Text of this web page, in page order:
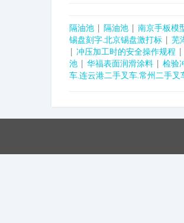
隔油池 | 隔油池 | 南京手板模
锡盘刻字.北京锡盘激打标 | 芜
| 冲压加工时的安全操作规程 |
池 | 华福表面润滑涂料 | 检验
车.连云港二手叉车.常州二手叉